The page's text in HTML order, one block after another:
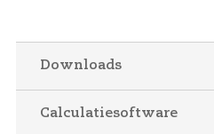
Downloads
Calculatiesoftware